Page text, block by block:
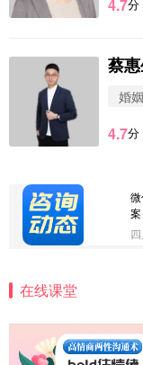
4.7分
蔡
婚
4.7分
案
案
方
在线课堂